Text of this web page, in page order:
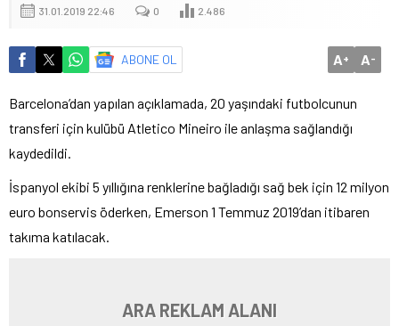
31.01.2019 22:46 0 2.486
ABONE OL A+ A-
Barcelona’dan yapılan açıklamada, 20 yaşındaki futbolcunun
transferi için kulübü Atletico Mineiro ile anlaşma sağlandığı
kaydedildi.
İspanyol ekibi 5 yıllığına renklerine bağladığı sağ bek için 12 milyon
euro bonservis öderken, Emerson 1 Temmuz 2019’dan itibaren
takıma katılacak.
ARA REKLAM ALANI